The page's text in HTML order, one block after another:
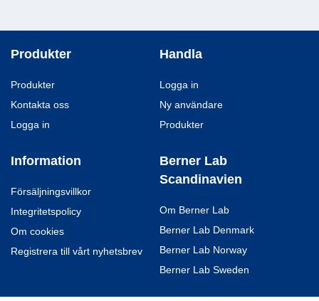
Produkter
Produkter
Kontakta oss
Logga in
Handla
Logga in
Ny användare
Produkter
Information
Försäljningsvillkor
Integritetspolicy
Om cookies
Registrera till vårt nyhetsbrev
Berner Lab
Scandinavien
Om Berner Lab
Berner Lab Denmark
Berner Lab Norway
Berner Lab Sweden